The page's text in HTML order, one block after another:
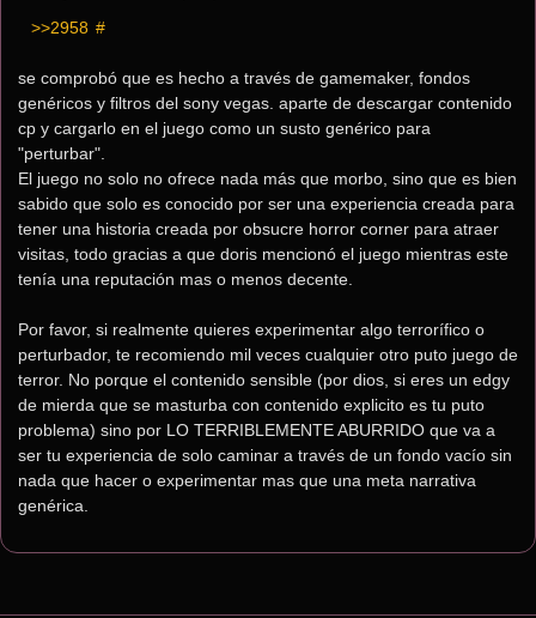
>>2958 #
se comprobó que es hecho a través de gamemaker, fondos
genéricos y filtros del sony vegas. aparte de descargar contenido
cp y cargarlo en el juego como un susto genérico para
"perturbar".
El juego no solo no ofrece nada más que morbo, sino que es bien
sabido que solo es conocido por ser una experiencia creada para
tener una historia creada por obsucre horror corner para atraer
visitas, todo gracias a que doris mencionó el juego mientras este
tenía una reputación mas o menos decente.
Por favor, si realmente quieres experimentar algo terrorífico o
perturbador, te recomiendo mil veces cualquier otro puto juego de
terror. No porque el contenido sensible (por dios, si eres un edgy
de mierda que se masturba con contenido explicito es tu puto
problema) sino por LO TERRIBLEMENTE ABURRIDO que va a
ser tu experiencia de solo caminar a través de un fondo vacío sin
nada que hacer o experimentar mas que una meta narrativa
genérica.